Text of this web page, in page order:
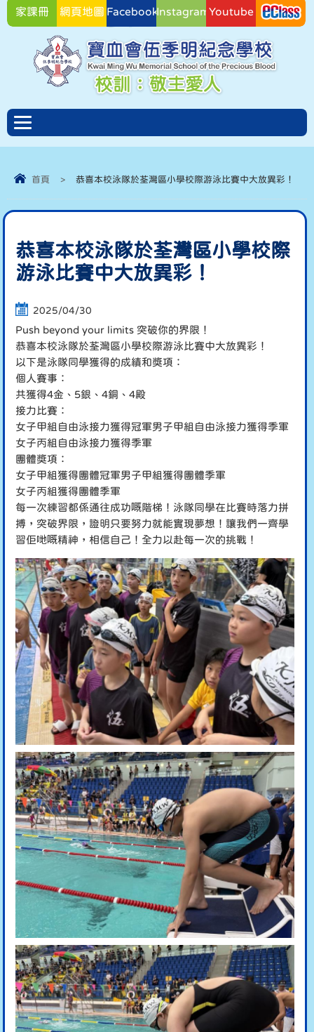
家課冊 網頁地圖 FacebookInstagramYoutube
首頁 > 恭喜本校泳隊於荃灣區小學校際游泳比賽中大放異彩！
恭喜本校泳隊於荃灣區小學校際
游泳比賽中大放異彩！
2025/04/30
Push beyond your limits 突破你的界限！
恭喜本校泳隊於荃灣區小學校際游泳比賽中大放異彩！
以下是泳隊同學獲得的成績和獎項：
個人賽事：
共獲得4金、5銀、4銅、4殿
接力比賽：
女子甲組自由泳接力獲得冠軍男子甲組自由泳接力獲得季軍
女子丙組自由泳接力獲得季軍
團體獎項：
女子甲組獲得團體冠軍男子甲組獲得團體季軍
女子丙組獲得團體季軍
每一次練習都係通往成功嘅階梯！泳隊同學在比賽時落力拼
搏，突破界限，證明只要努力就能實現夢想！讓我們一齊學
習佢哋嘅精神，相信自己！全力以赴每一次的挑戰！